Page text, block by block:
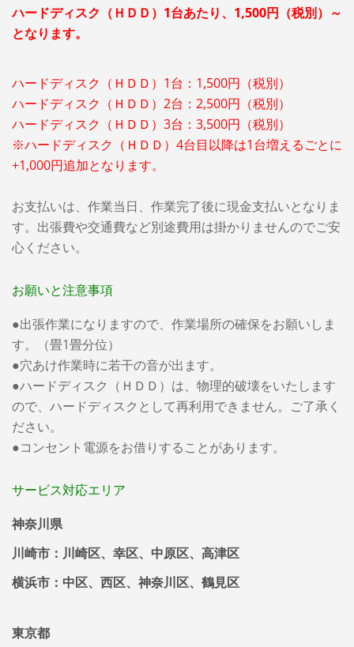
ハードディスク（ＨＤＤ）1台あたり、1,500円（税別）～
となります。
ハードディスク（ＨＤＤ）1台：1,500円（税別）
ハードディスク（ＨＤＤ）2台：2,500円（税別）
ハードディスク（ＨＤＤ）3台：3,500円（税別）
※ハードディスク（ＨＤＤ）4台目以降は1台増えるごとに
+1,000円追加となります。
お支払いは、作業当日、作業完了後に現金支払いとなりま
す。出張費や交通費など別途費用は掛かりませんのでご安
心ください。
お願いと注意事項
●出張作業になりますので、作業場所の確保をお願いしま
す。（畳1畳分位）
●穴あけ作業時に若干の音が出ます。
●ハードディスク（ＨＤＤ）は、物理的破壊をいたします
ので、ハードディスクとして再利用できません。ご了承く
ださい。
●コンセント電源をお借りすることがあります。
サービス対応エリア
神奈川県
川崎市：川崎区、幸区、中原区、高津区
横浜市：中区、西区、神奈川区、鶴見区
東京都